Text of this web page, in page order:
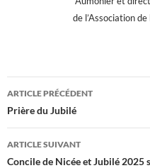
de l’Association
Navigation
des
articles
ARTICLE PRÉCÉDENT
Prière du Jubilé
ARTICLE SUIVANT
Concile de Nicée et Jubilé 2025